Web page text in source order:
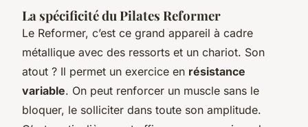
La spécificité du Pilates Reformer
Le Reformer, c’est ce grand appareil à cadre
métallique avec des ressorts et un chariot. Son
atout ? Il permet un exercice en résistance
variable. On peut renforcer un muscle sans le
bloquer, le solliciter dans toute son amplitude.